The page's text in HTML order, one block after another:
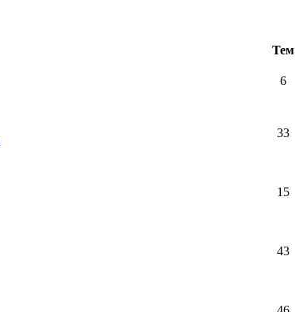
Тем
6
33
15
43